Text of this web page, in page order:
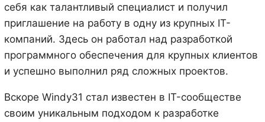
себя как талантливый специалист и получил
приглашение на работу в одну из крупных IT-
компаний. Здесь он работал над разработкой
программного обеспечения для крупных клиентов
и успешно выполнил ряд сложных проектов.
Вскоре Windy31 стал известен в IT-сообществе
своим уникальным подходом к разработке